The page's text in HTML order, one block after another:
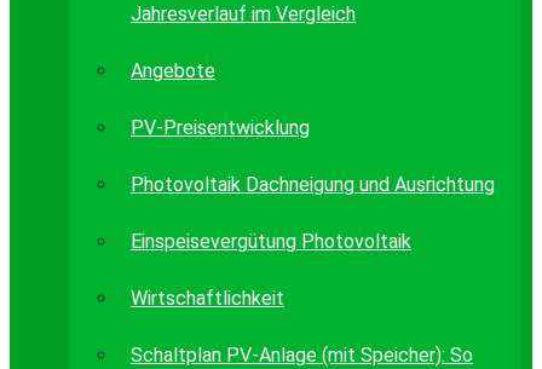
Jahresverlauf im Vergleich
Angebote
PV-Preisentwicklung
Photovoltaik Dachneigung und Ausrichtung
Einspeisevergütung Photovoltaik
Wirtschaftlichkeit
Schaltplan PV-Anlage (mit Speicher): So